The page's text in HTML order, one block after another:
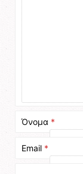
Όνομα *
Email *